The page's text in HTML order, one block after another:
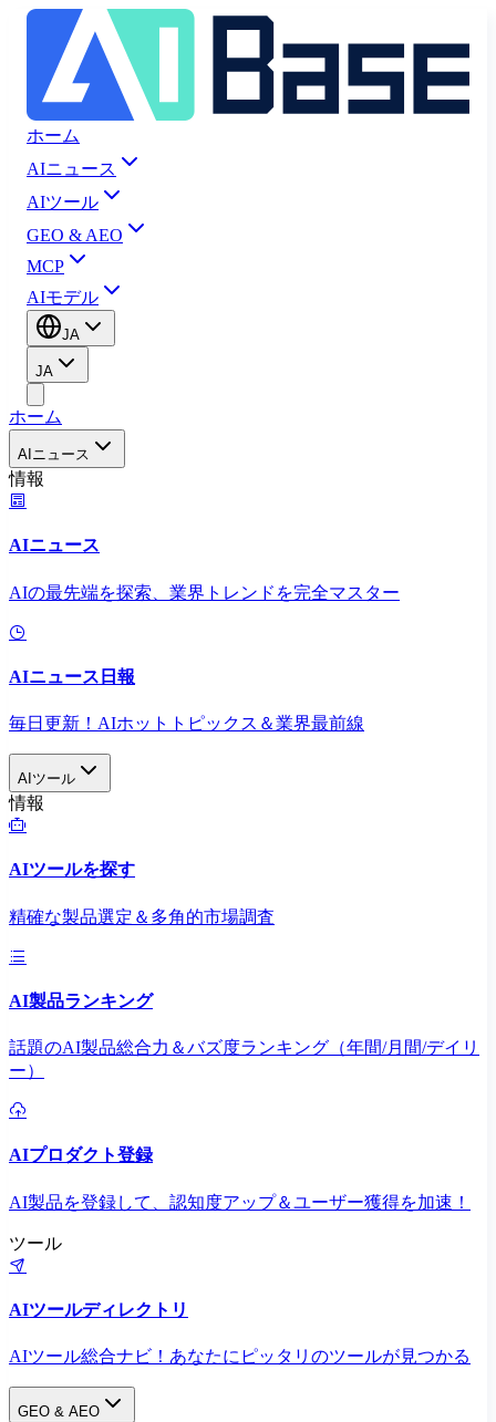
ホーム
AIニュース
AIツール
GEO & AEO
MCP
AIモデル
JA
JA
ホーム
AIニュース
情報
AIニュース
AIの最先端を探索、業界トレンドを完全マスター
AIニュース日報
毎日更新！AIホットトピックス＆業界最前線
AIツール
情報
AIツールを探す
精確な製品選定＆多角的市場調査
AI製品ランキング
話題のAI製品総合力＆バズ度ランキング（年間/月間/デイリ
ー）
AIプロダクト登録
AI製品を登録して、認知度アップ＆ユーザー獲得を加速！
ツール
AIツールディレクトリ
AIツール総合ナビ！あなたにピッタリのツールが見つかる
GEO & AEO